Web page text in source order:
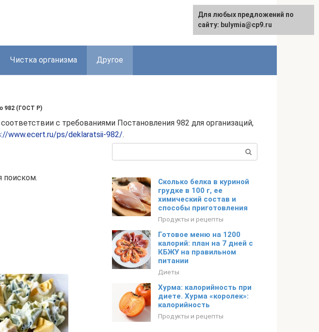
Чистка организма Другое
982 (ГОСТ Р)
с требованиями Постановления 982 для организаций,
www.ecert.ru/ps/deklaratsii-982/.
поиском.
Сколько белка в куриной
грудке в 100 г, ее
химический состав и
способы приготовления
Продукты и рецепты
Готовое меню на 1200
калорий: план на 7 дней с
КБЖУ на правильном
питании
Диеты
Хурма: калорийность при
диете. Хурма «королек»:
калорийность
Продукты и рецепты
Для любых предложений по
сайту: bulymia@cp9.ru